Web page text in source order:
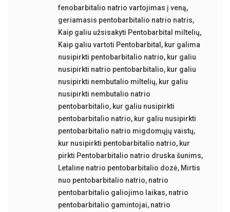
fenobarbitalio natrio vartojimas į veną,
geriamasis pentobarbitalio natrio natris,
Kaip galiu užsisakyti Pentobarbital miltelių,
Kaip galiu vartoti Pentobarbital, kur galima
nusipirkti pentobarbitalio natrio, kur galiu
nusipirkti natrio pentobarbitalio, kur galiu
nusipirkti nembutalio miltelių, kur galiu
nusipirkti nembutalio natrio
pentobarbitalio, kur galiu nusipirkti
pentobarbitalio natrio, kur galiu nusipirkti
pentobarbitalio natrio migdomųjų vaistų,
kur nusipirkti pentobarbitalio natrio, kur
pirkti Pentobarbitalio natrio druska šunims,
Letaline natrio pentobarbitalio dozė, Mirtis
nuo pentobarbitalio natrio, natrio
pentobarbitalio galiojimo laikas, natrio
pentobarbitalio gamintojai, natrio